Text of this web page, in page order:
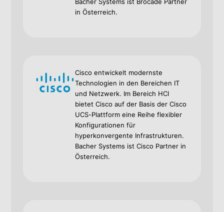
in Österreich.
Cisco entwickelt modernste
Technologien in den Bereichen IT
und Netzwerk. Im Bereich HCI
bietet Cisco auf der Basis der Cisco
UCS-Plattform eine Reihe flexibler
Konfigurationen für
hyperkonvergente Infrastrukturen.
Bacher Systems ist Cisco Partner in
Österreich.